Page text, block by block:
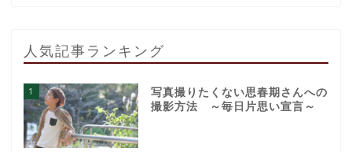
人気記事ランキング
1
写真撮りたくない思春期さんへの
撮影方法 ～毎日片思い宣言～